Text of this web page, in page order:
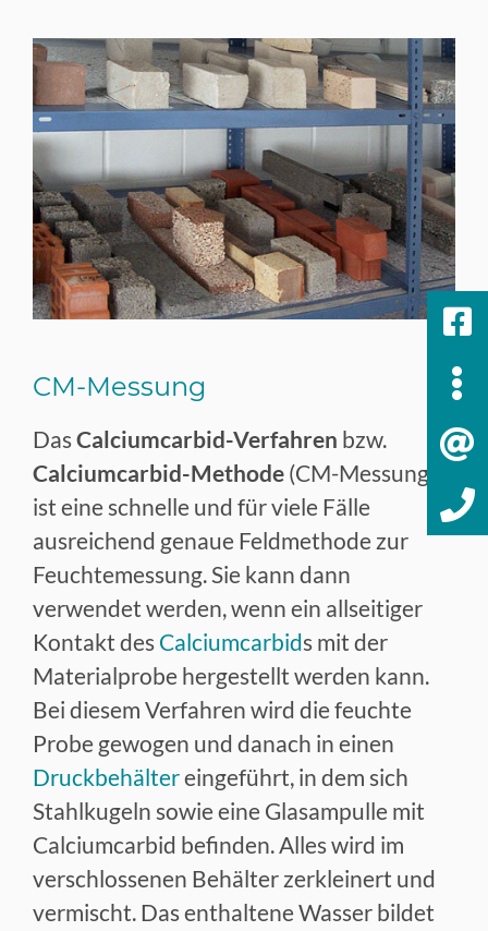
CM-Messung
DasCalciumcarbid-Verfahren bzw.
Calciumcarbid-Methode (CM-Messung)
ist eine schnelle und für viele Fälle
ausreichend genaue Feldmethode zur
Feuchtemessung. Sie kann dann
verwendet werden, wenn ein allseitiger
Kontakt des Calciumcarbids mit der
Materialprobe hergestellt werden kann.
Bei diesem Verfahren wird die feuchte
Probe gewogen und danach in einen
Druckbehältereingeführt, in dem sich
Stahlkugeln sowie eine Glasampulle mit
Calciumcarbid befinden. Alles wird im
verschlossenen Behälter zerkleinert und
vermischt. Das enthaltene Wasser bildet